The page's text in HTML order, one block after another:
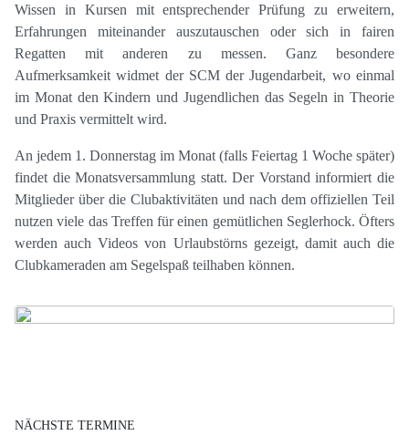
Wissen in Kursen mit entsprechender Prüfung zu erweitern,
Erfahrungen miteinander auszutauschen oder sich in fairen
Regatten mit anderen zu messen. Ganz besondere
Aufmerksamkeit widmet der SCM der Jugendarbeit, wo einmal
im Monat den Kindern und Jugendlichen das Segeln in Theorie
und Praxis vermittelt wird.
An jedem 1. Donnerstag im Monat (falls Feiertag 1 Woche später)
findet die Monatsversammlung statt. Der Vorstand informiert die
Mitglieder über die Clubaktivitäten und nach dem offiziellen Teil
nutzen viele das Treffen für einen gemütlichen Seglerhock. Öfters
werden auch Videos von Urlaubstörns gezeigt, damit auch die
Clubkameraden am Segelspaß teilhaben können.
NÄCHSTE TERMINE